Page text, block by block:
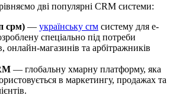
дві популярні CRM системи:
срм) — українську crм систему для e-
спеціально під потреби
онлайн-магазинів та арбітражників
— глобальну хмарну платформу, яка
в маркетингу, продажах та